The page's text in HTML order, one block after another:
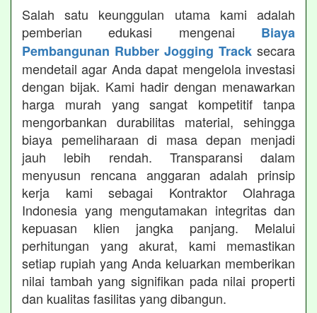
Salah satu keunggulan utama kami adalah
pemberian edukasi mengenai Biaya
Pembangunan Rubber Jogging Track secara
mendetail agar Anda dapat mengelola investasi
dengan bijak. Kami hadir dengan menawarkan
harga murah yang sangat kompetitif tanpa
mengorbankan durabilitas material, sehingga
biaya pemeliharaan di masa depan menjadi
jauh lebih rendah. Transparansi dalam
menyusun rencana anggaran adalah prinsip
kerja kami sebagai Kontraktor Olahraga
Indonesia yang mengutamakan integritas dan
kepuasan klien jangka panjang. Melalui
perhitungan yang akurat, kami memastikan
setiap rupiah yang Anda keluarkan memberikan
nilai tambah yang signifikan pada nilai properti
dan kualitas fasilitas yang dibangun.